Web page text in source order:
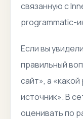
связанную с
programmatic-
Если вы
правильный
сайт», а
источник». В
оценивать по